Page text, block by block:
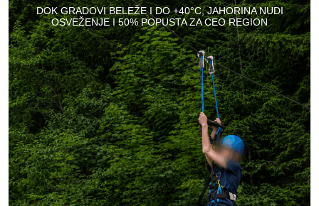
DOK GRADOVI BELEŽE I DO +40°C, JAHORINA NUDI
OSVEŽENJE I 50% POPUSTA ZA CEO REGION